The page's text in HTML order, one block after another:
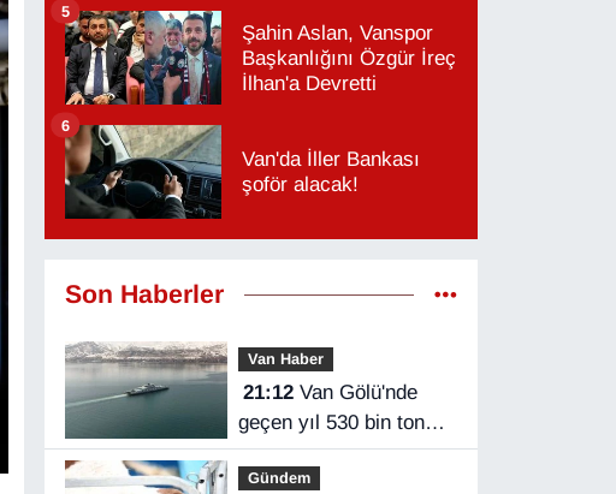
Şahin Aslan, Vanspor
Başkanlığını Özgür İreç
İlhan'a Devretti
5
Van'da İller Bankası
şoför alacak!
6
Son Haberler
Van Haber
21:12Van Gölü'nde
geçen yıl 530 bin ton
yük taşındı
Gündem